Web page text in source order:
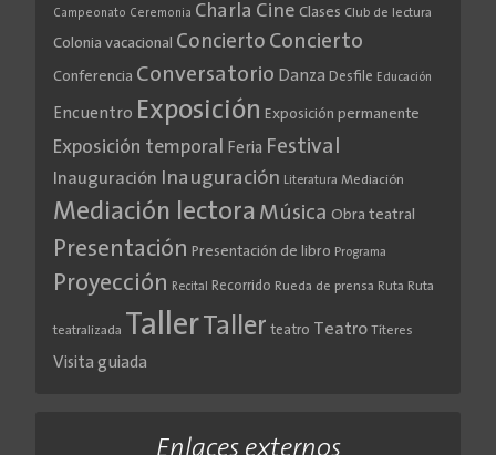
Campeonato Ceremonia Charla Cine Clases Club de lectura
Colonia vacacional Concierto Concierto
Conferencia Conversatorio Danza Desfile Educación
Encuentro Exposición Exposición permanente
Exposición temporal Feria Festival
Inauguración Inauguración Literatura Mediación
Mediación lectora Música Obra teatral
Presentación Presentación de libro Programa
Proyección Recital Recorrido Rueda de prensa Ruta Ruta
teatralizada TallerTaller teatro Teatro Títeres
Visita guiada
Enlaces externos